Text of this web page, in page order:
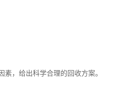
，给出科学合理的回收方案。